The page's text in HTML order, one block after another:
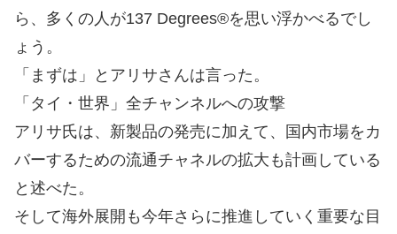
ら、多くの人が137 Degrees®を思い浮かべるでし
ょう。
「まずは」とアリサさんは言った。
「タイ・世界」全チャンネルへの攻撃
アリサ氏は、新製品の発売に加えて、国内市場をカ
バーするための流通チャネルの拡大も計画している
と述べた。
そして海外展開も今年さらに推進していく重要な目